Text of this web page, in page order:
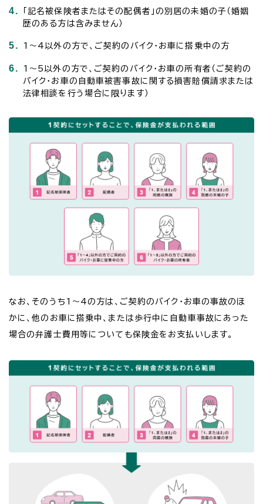
4.
「記名被保険者またはその配偶者」の別居の未婚の子（婚姻
歴のある方は含みません）
5. 1～4以外の方で、ご契約のバイク・お車に搭乗中の方
6.
1～5以外の方で、ご契約のバイク・お車の所有者（ご契約の
バイク・お車の自動車被害事故に関する損害賠償請求または
法律相談を行う場合に限ります）
なお、そのうち1～4の方は、ご契約のバイク・お車の事故のほ
かに、他のお車に搭乗中、または歩行中に自動車事故にあった
場合の弁護士費用等についても保険金をお支払いします。